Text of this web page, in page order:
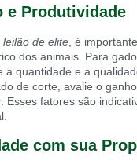
e Produtividade
leilão de elite , é
dos animais. Para
a quantidade e a
de corte, avalie o
Esses fatores são
com sua